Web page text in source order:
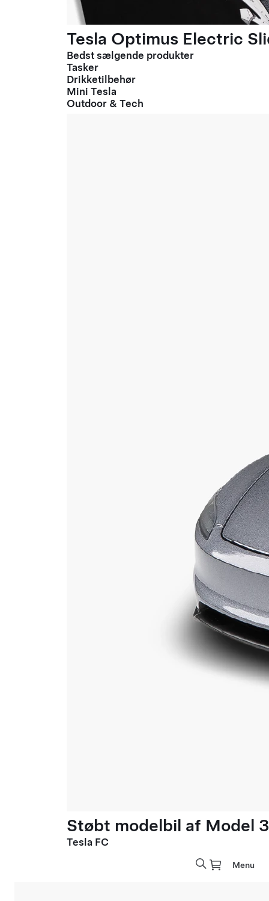
Tesla Optimus Electric
Bedst sælgende produkter
Tasker
Drikketilbehør
Mini Tesla
Outdoor & Tech
Støbt modelbil af Model
Tesla FC
Menu